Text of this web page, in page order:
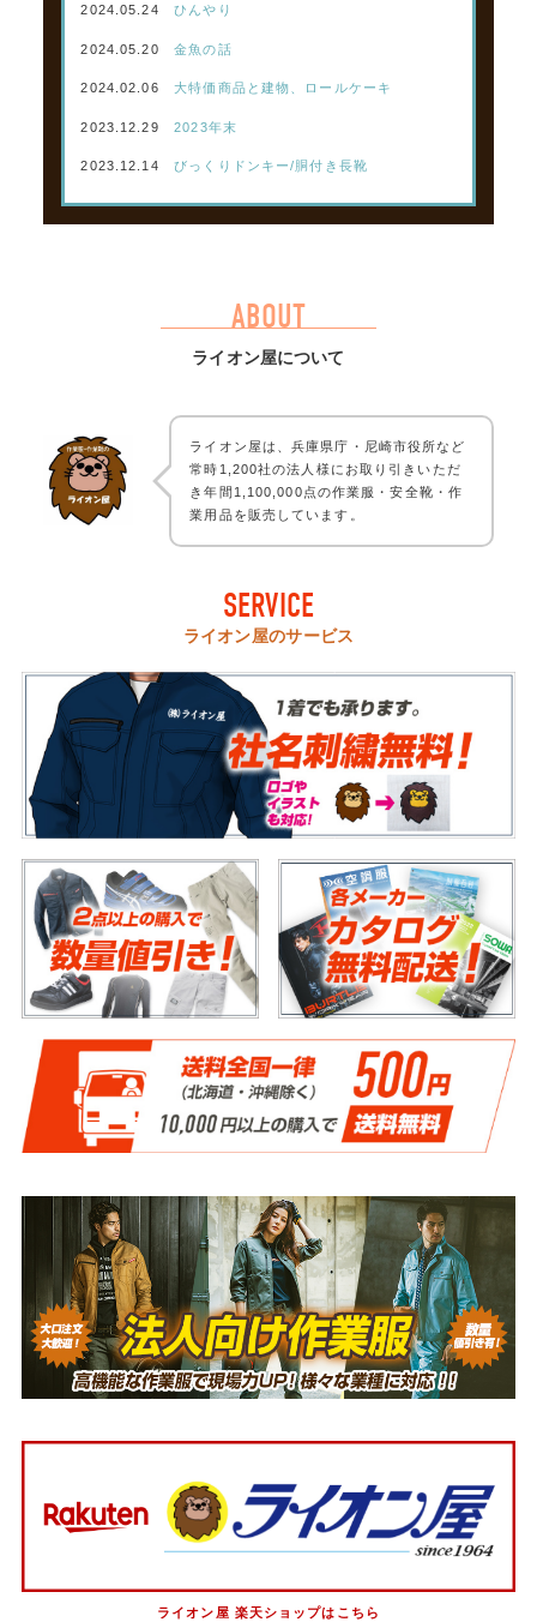
2024.05.24 ひんやり
2024.05.20 金魚の話
2024.02.06 大特価商品と建物、ロールケーキ
2023.12.29 2023年末
2023.12.14 びっくりドンキー/胴付き長靴
ABOUT
ライオン屋について
ライオン屋は、兵庫県庁・尼崎市役所など
常時1,200社の法人様にお取り引きいただ
き年間1,100,000点の作業服・安全靴・作
業用品を販売しています。
SERVICE
ライオン屋のサービス
ライオン屋 楽天ショップはこちら